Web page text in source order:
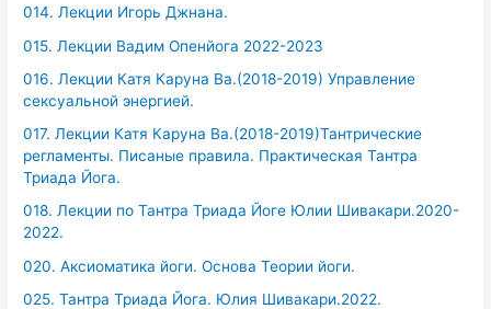
014. Лекции Игорь Джнана.
015. Лекции Вадим Опенйога 2022-2023
016. Лекции Катя Каруна Ва.(2018-2019) Управление
сексуальной энергией.
017. Лекции Катя Каруна Ва.(2018-2019)Тантрические
регламенты. Писаные правила. Практическая Тантра
Триада Йога.
018. Лекции по Тантра Триада Йоге Юлии Шивакари.2020-
2022.
020. Аксиоматика йоги. Основа Теории йоги.
025. Тантра Триада Йога. Юлия Шивакари.2022.